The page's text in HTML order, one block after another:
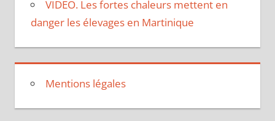
VIDEO. Les fortes chaleurs mettent en
danger les élevages en Martinique
Mentions légales